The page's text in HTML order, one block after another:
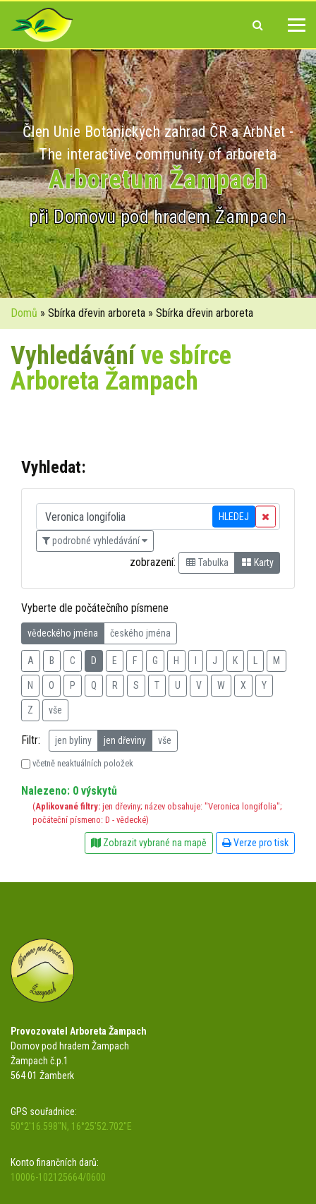
Člen Unie Botanických zahrad ČR a ArbNet -
The interactive community of arboreta
Arboretum Žampach
při Domovu pod hradem Žampach
Domů » Sbírka dřevin arboreta » Sbírka dřevin arboreta
Vyhledáváníve sbírce
Arboreta Žampach
Vyhledat:
HLEDEJ
podrobné vyhledávání
zobrazení: Tabulka Karty
Vyberte dle počátečního písmene
vědeckého jména českého jména
A B C D E F G H J K M
N O P Q R S T U V W X Y
Z vše
Filtr: jen byliny jen dřeviny vše
včetně neaktuálních položek
Nalezeno: 0 výskytů
(Aplikované filtry: jen dřeviny; název obsahuje: "Veronica longifolia";
počáteční písmeno: D - vědecké)
Zobrazit vybrané na mapě Verze pro tisk
Provozovatel Arboreta Žampach
Domov pod hradem Žampach
Žampach č.p.1
564 01 Žamberk
GPS souřadnice:
50°2'16.598"N, 16°25'52.702"E
Konto finančních darů:
10006-102125664/0600